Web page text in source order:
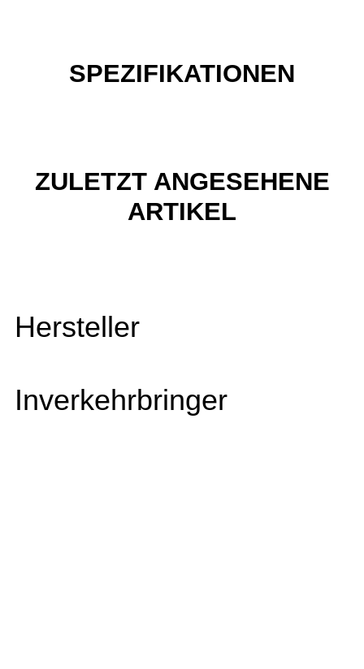
SPEZIFIKATIONEN
ZULETZT ANGESEHENE
ARTIKEL
Hersteller
Inverkehrbringer